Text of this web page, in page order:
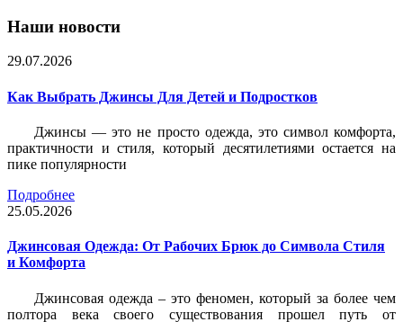
Наши новости
29.07.2026
Как Выбрать Джинсы Для Детей и Подростков
Джинсы — это не просто одежда, это символ комфорта,
практичности и стиля, который десятилетиями остается на
пике популярности
Подробнее
25.05.2026
Джинсовая Одежда: От Рабочих Брюк до Символа Стиля
и Комфорта
Джинсовая одежда – это феномен, который за более чем
полтора века своего существования прошел путь от